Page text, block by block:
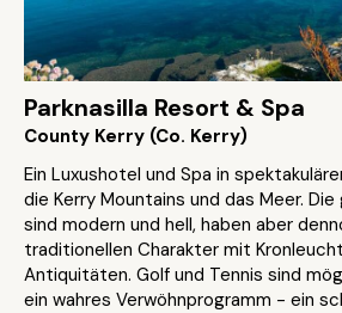
Parknasilla Resort & Spa
County Kerry (Co. Kerry)
Ein Luxushotel und Spa in
die Kerry Mountains und das Meer.
sind modern und hell, haben aber
traditionellen Charakter mit
Antiquitäten. Golf und Tennis sind
ein wahres Verwöhnprogramm - ein